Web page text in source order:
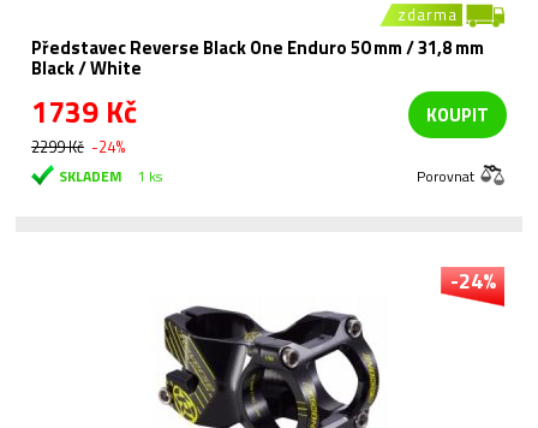
zdarma
Představec Reverse Black One Enduro 50 mm / 31,8 mm
Black / White
1739 Kč
2299 Kč -24%
KOUPIT
SKLADEM 1 ks Porovnat
-24%